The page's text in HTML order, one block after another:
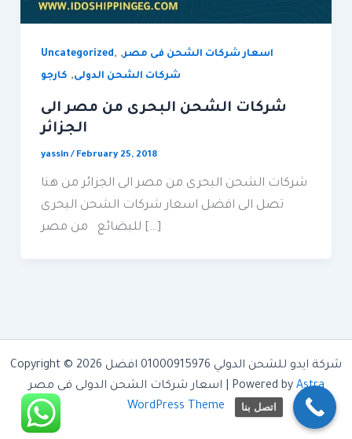
Uncategorized, اسعار شركات الشحن فى مصر,
شركات الشحن الدولى, كارجو
شركات الشحن البحرى من مصر الى
الجزائر
yassin/ February 25, 2018
شركات الشحن البحرى من مصر الى الجزائر من هنا
تصل الى افضل اسعار شركات الشحن البحرى
للبضائع من مصر […]
Copyright © 2026 شركة ايدو للشحن الدولي 01000915976 افضل
اسعار شركات الشحن الدولى فى مصر | Powered by Astra
WordPress Theme
اتصل بنا